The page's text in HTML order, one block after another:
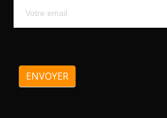
ENVOYER